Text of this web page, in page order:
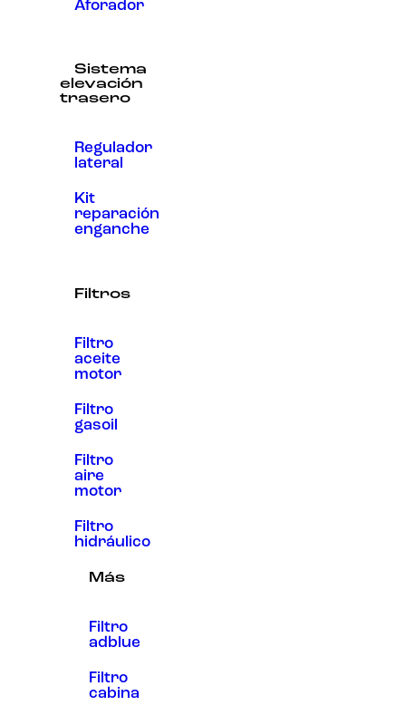
Aforador
Sistema
elevación
trasero
Regulador
lateral
Kit
reparación
enganche
Filtros
Filtro
aceite
motor
Filtro
gasoil
Filtro
aire
motor
Filtro
hidráulico
Más
Filtro
adblue
Filtro
cabina